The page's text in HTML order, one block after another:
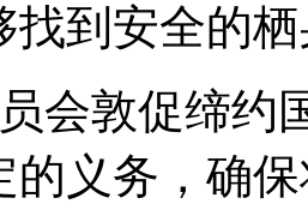
找到安全的
会敦促缔约
的义务，确